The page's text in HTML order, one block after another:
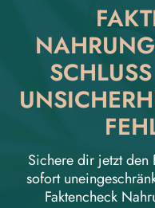
Sichere dir jetzt den
sofort
Faktencheck